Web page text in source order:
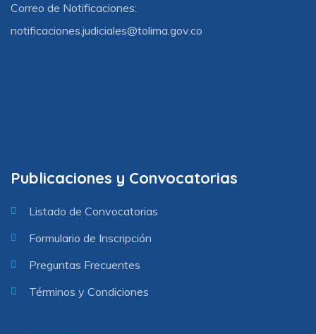
Correo de Notificaciones:
notificaciones.judiciales@tolima.gov.co
Publicaciones y Convocatorias
Listado de Convocatorias
Formulario de Inscripción
Preguntas Frecuentes
Términos y Condiciones